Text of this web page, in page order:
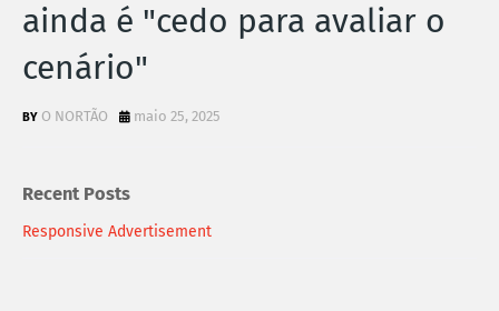
ainda é "cedo para avaliar o
cenário"
O NORTÃO maio 25, 2025
Recent Posts
Responsive Advertisement